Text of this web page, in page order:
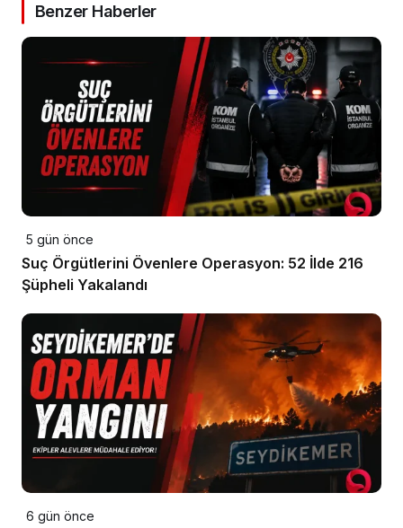
Benzer Haberler
5 gün önce
Suç Örgütlerini Övenlere Operasyon: 52 İlde 216
Şüpheli Yakalandı
6 gün önce